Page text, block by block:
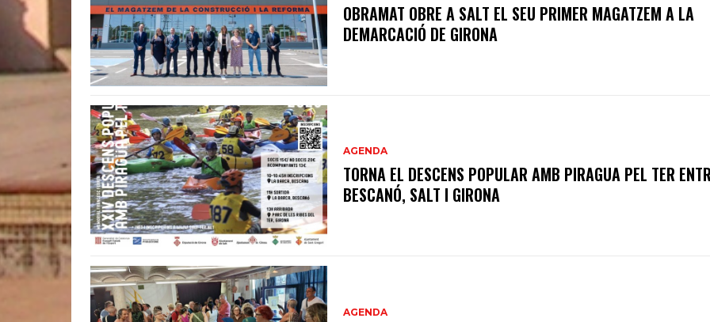
OBRAMAT OBRE A SALT EL SEU PRIMER MAGATZEM A LA
DEMARCACIÓ DE GIRONA
AGENDA
TORNA EL DESCENS POPULAR AMB PIRAGUA PEL TER
BESCANÓ, SALT I GIRONA
AGENDA